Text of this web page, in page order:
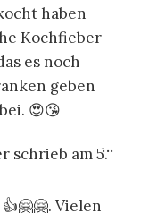
haben
Kochfieber
es noch
geben
😍😘
schrieb am5.
Vielen
...